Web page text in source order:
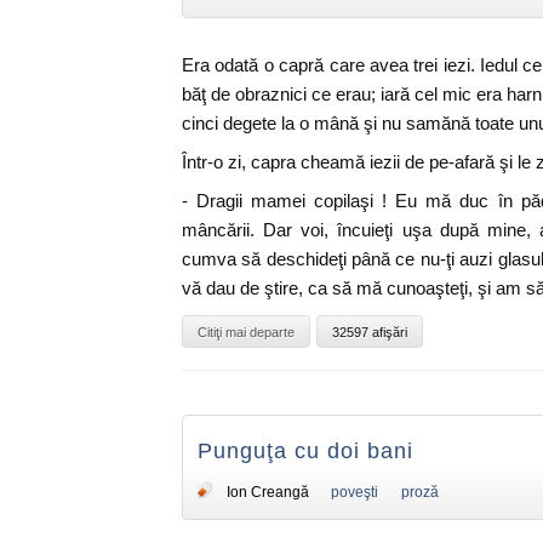
Era odată o capră care avea trei iezi. Iedul
băţ de obraznici ce erau; iară cel mic era
cinci degete la o mână şi nu samănă toate
Într-o zi, capra cheamă iezii de pe-afară şi le
- Dragii mamei copilaşi ! Eu mă duc în
mâncării. Dar voi, încuieţi uşa după
cumva să deschideţi până ce nu-ţi auzi
vă dau de ştire, ca să mă cunoaşteţi, şi am
Citiţi mai departe 32597 afişări
Punguţa cu doi bani
Ion Creangă poveşti proză